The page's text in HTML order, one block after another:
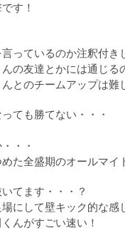
す！
っているのか注釈付き
の友達とかには通じる
とのチームアップは難
ても勝てない・・・
・・
た全盛期のオールマイ
てます・・・？
にして壁キック的な感
んがすごい速い！